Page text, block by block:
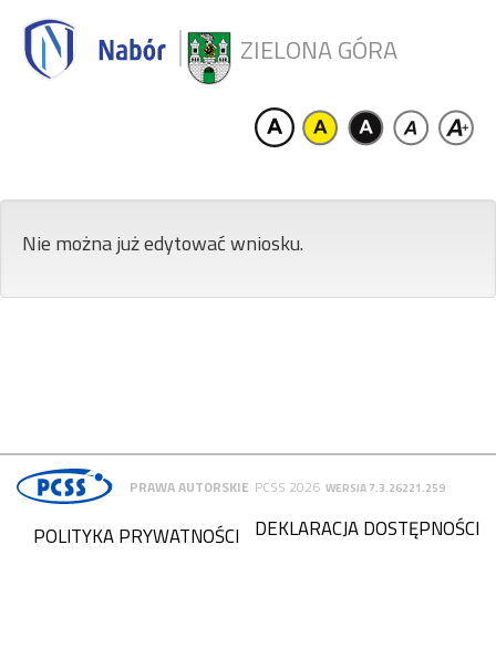
ZIELONA GÓRA
Nie można już edytować wniosku.
PRAWA AUTORSKIE PCSS 2026 WERSJA 7.3.26221.259
DEKLARACJA DOSTĘPNOŚCI
POLITYKA PRYWATNOŚCI